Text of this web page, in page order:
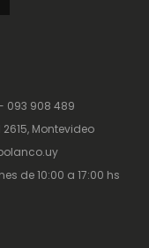
093 908 489
Montevideo
de 10:00 a 17:00 hs